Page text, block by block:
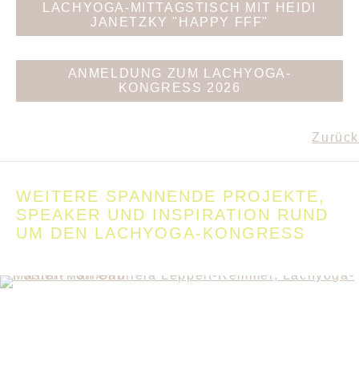
LACHYOGA-MITTAGSTISCH MIT HEIDI
JANETZKY "HAPPY FFF"
ANMELDUNG ZUM LACHYOGA-
KONGRESS 2026
Zurück
WEITERE SPANNENDE PROJEKTE,
SPEAKER UND INSPIRATION RUND
UM DEN LACHYOGA-KONGRESS